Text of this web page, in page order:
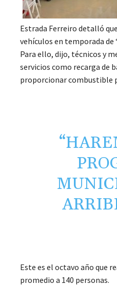
Estrada Ferreiro detalló
vehículos en temporada de
Para ello, dijo, técnicos y
servicios como recarga de
proporcionar combustible
Este es el octavo año que
promedio a 140 personas.